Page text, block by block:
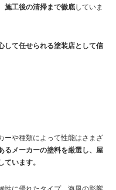
施工後の清掃まで徹底していま
して任せられる塗装店として信
ーや種類によって性能はさまざ
るメーカーの塗料を厳選し、屋
います。